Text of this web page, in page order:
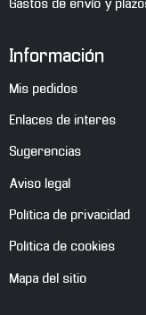
Gastos de envío y
Información
Mis pedidos
Enlaces de interés
Sugerencias
Aviso legal
Política de privacidad
Política de cookies
Mapa del sitio